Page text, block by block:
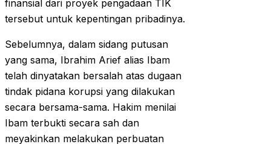
finansial dari proyek pengadaan TIK
tersebut untuk kepentingan pribadinya.
Sebelumnya, dalam sidang putusan
yang sama, Ibrahim Arief alias Ibam
telah dinyatakan bersalah atas dugaan
tindak pidana korupsi yang dilakukan
secara bersama-sama. Hakim menilai
Ibam terbukti secara sah dan
meyakinkan melakukan perbuatan